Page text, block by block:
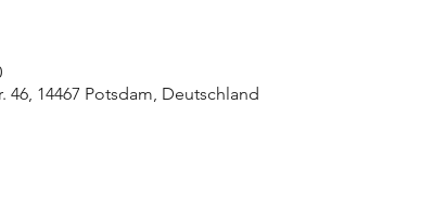
14467 Potsdam, Deutschland